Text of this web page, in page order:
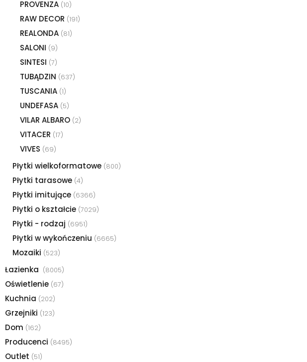
PROVENZA (10)
RAW DECOR (191)
REALONDA (81)
SALONI (9)
SINTESI (7)
TUBĄDZIN (637)
TUSCANIA (1)
UNDEFASA (5)
VILAR ALBARO (2)
VITACER (17)
VIVES (69)
Płytki wielkoformatowe (800)
Płytki tarasowe (4)
Płytki imitujące (6366)
Płytki o kształcie (7029)
Płytki - rodzaj (6951)
Płytki w wykończeniu (6665)
Mozaiki (523)
Łazienka (8005)
Oświetlenie (67)
Kuchnia (202)
Grzejniki (123)
Dom (162)
Producenci (8495)
Outlet (51)